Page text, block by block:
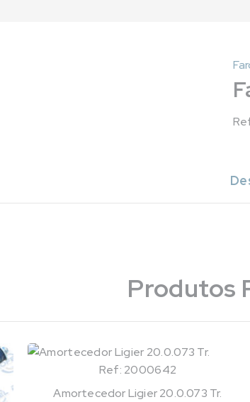
Produtos
Ref: 2000642
Amortecedor Ligier 20.0.073 Tr.